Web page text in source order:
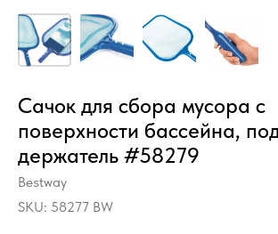
Сачок для сбора мусора с
поверхности бассейна,
держатель #58279
Bestway
SKU: 58277 BW